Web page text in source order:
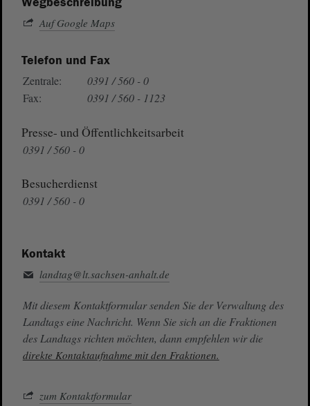
Auf Google Maps
Telefon und Fax
Zentrale:
0391 / 560 - 0
Fax:
0391 / 560 - 1123
Presse- und Öffentlichkeitsarbeit
0391 / 560 - 0
Besucherdienst
0391 / 560 - 0
Kontakt
landtag@lt.sachsen-anhalt.de
Mit diesem Kontaktformular senden Sie der Verwaltung des
Landtags eine Nachricht. Wenn Sie sich an die Fraktionen
des Landtags richten möchten, dann empfehlen wir die
direkte Kontaktaufnahme mit den Fraktionen.
zum Kontaktformular